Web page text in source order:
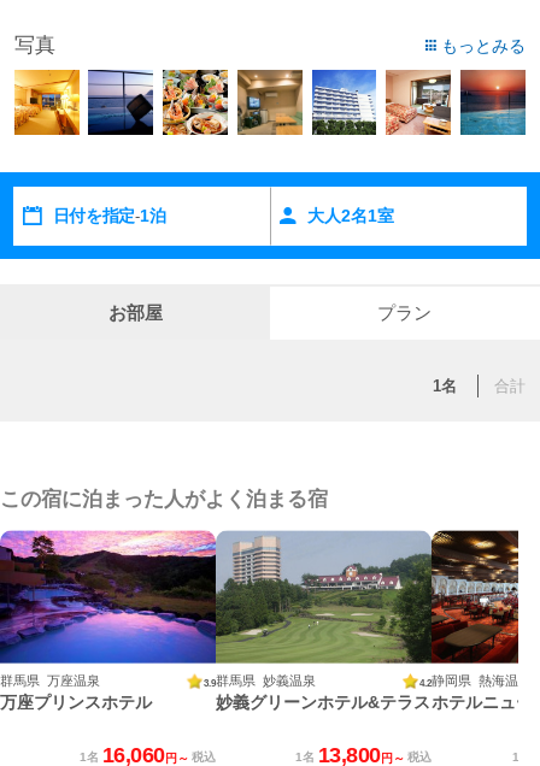
るスポットが盛りだくさんで、
観光はもちろん、レジャー・スポーツの中心地としても、優れ
たロケーションのリゾートスポットです。
潮風が誘うくつろぎが、充実のひとときを演出します。
写真 もっとみる
日付を指定-1泊 大人2名1室
お部屋 プラン
1名 合計
この宿に泊まった人がよく泊まる宿
群馬県 万座温泉 3.9
万座プリンスホテル
1名 16,060円～ 税込
群馬県 妙義温泉 4.2
妙義グリーンホテル&テラス
1名 13,800円～ 税込
静岡県 熱海温泉
ホテルニュー
1名